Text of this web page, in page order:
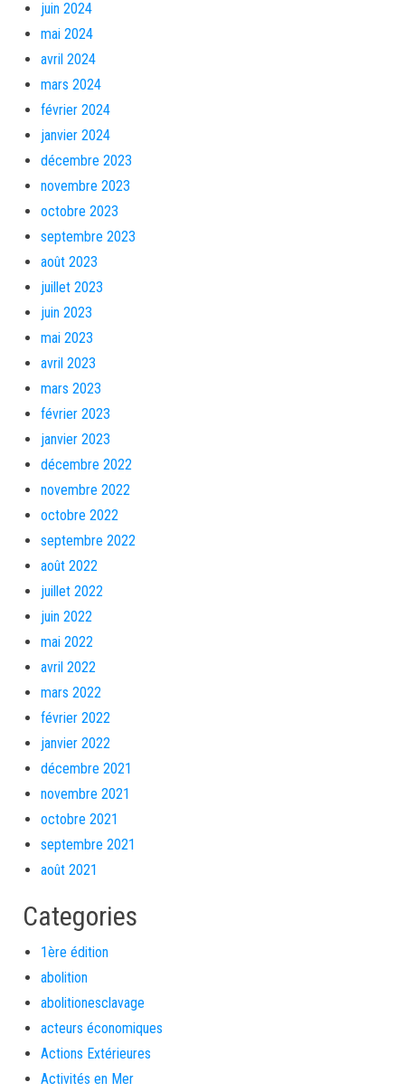
juin 2024
mai 2024
avril 2024
mars 2024
février 2024
janvier 2024
décembre 2023
novembre 2023
octobre 2023
septembre 2023
août 2023
juillet 2023
juin 2023
mai 2023
avril 2023
mars 2023
février 2023
janvier 2023
décembre 2022
novembre 2022
octobre 2022
septembre 2022
août 2022
juillet 2022
juin 2022
mai 2022
avril 2022
mars 2022
février 2022
janvier 2022
décembre 2021
novembre 2021
octobre 2021
septembre 2021
août 2021
Categories
1ère édition
abolition
abolitionesclavage
acteurs économiques
Actions Extérieures
Activités en Mer